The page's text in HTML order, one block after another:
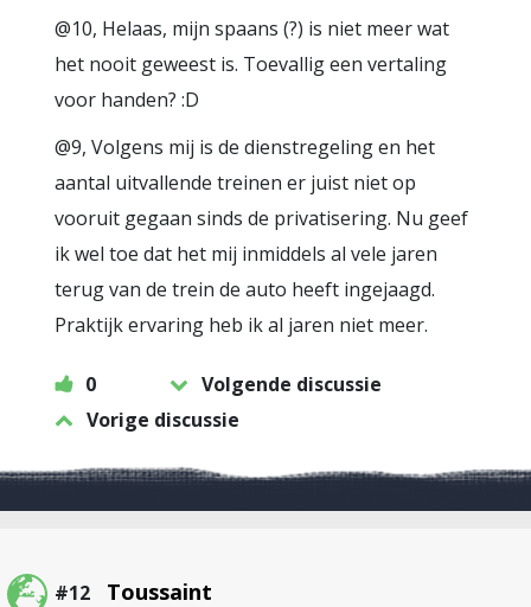
@10, Helaas, mijn spaans (?) is niet meer wat
het nooit geweest is. Toevallig een vertaling
voor handen? :D
@9, Volgens mij is de dienstregeling en het
aantal uitvallende treinen er juist niet op
vooruit gegaan sinds de privatisering. Nu geef
ik wel toe dat het mij inmiddels al vele jaren
terug van de trein de auto heeft ingejaagd.
Praktijk ervaring heb ik al jaren niet meer.
0
Volgende discussie
Vorige discussie
#12 Toussaint